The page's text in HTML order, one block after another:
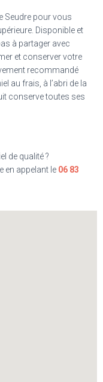
Seudre pour vous
Disponible et
à partager avec
et conserver votre
recommandé
au frais, à l’abri de la
conserve toutes ses
de qualité ?
en appelant le 06 83